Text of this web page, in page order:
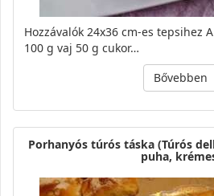
Hozzávalók 24x36 cm-es tepsihez
100 g vaj 50 g cukor…
Bővebben
Porhanyós túrós táska (Túrós
puha,